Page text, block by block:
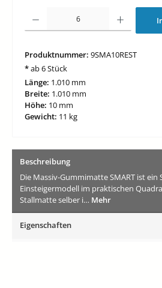
Produkt Anzahl: Gib den gewünschten
Produktnummer: 9SMA10REST
*ab 6 Stück
Länge: 1.010 mm
Breite: 1.010 mm
Höhe: 10 mm
Gewicht: 11 kg
Beschreibung
Die Massiv-Gummimatte SMART ist ein
Einsteigermodell im praktischen
Stallmatte selber i… Mehr
Eigenschaften